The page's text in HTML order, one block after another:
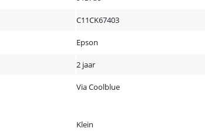
C11CK67403
Epson
2 jaar
Via Coolblue
Klein